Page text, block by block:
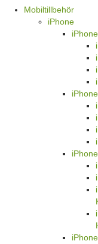
Mobiltillbehör
iPhone